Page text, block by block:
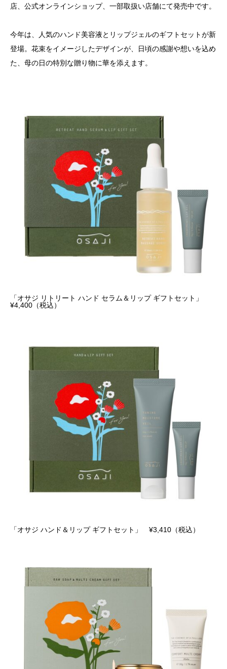
店、公式オンラインショップ、一部取扱い店舗にて発売中です。
今年は、人気のハンド美容液とリップジェルのギフトセットが新
登場。花束をイメージしたデザインが、日頃の感謝や想いを込め
た、母の日の特別な贈り物に華を添えます。
「オサジ リトリート ハンド セラム＆リップ ギフトセット」
¥4,400（税込）
「オサジ ハンド＆リップ ギフトセット」 ¥3,410（税込）